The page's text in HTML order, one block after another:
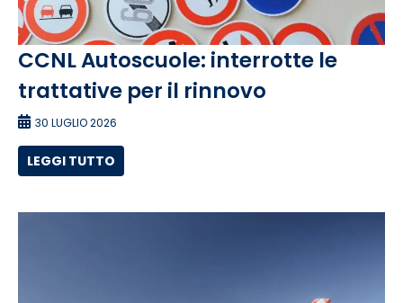
CCNL Autoscuole: interrotte le
trattative per il rinnovo
30 LUGLIO 2026
LEGGI TUTTO